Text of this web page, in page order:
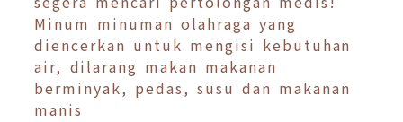
Minum minuman olahraga yang
diencerkan untuk mengisi kebutuhan
air, dilarang makan makanan
berminyak, pedas, susu dan makanan
manis